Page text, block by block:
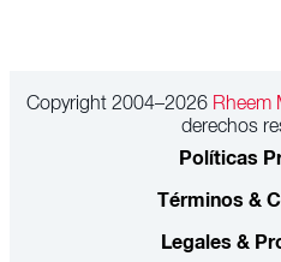
Copyright 2004–2026Rheem
derechos
Políticas
Términos &
Legales &